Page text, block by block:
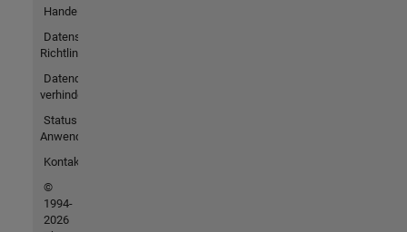
Handelsmarken
Datenschutz-
Richtlinien
Datendiebstahl
verhindern
Status von
Anwendungen
Kontakt
©
1994-
2026